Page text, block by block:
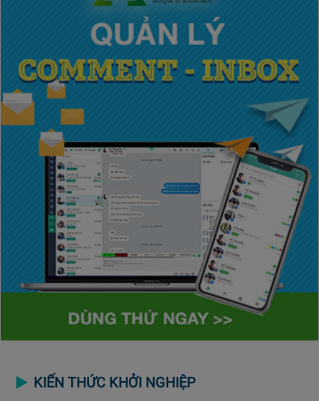
KIẾN THỨC KHỞI NGHIỆP